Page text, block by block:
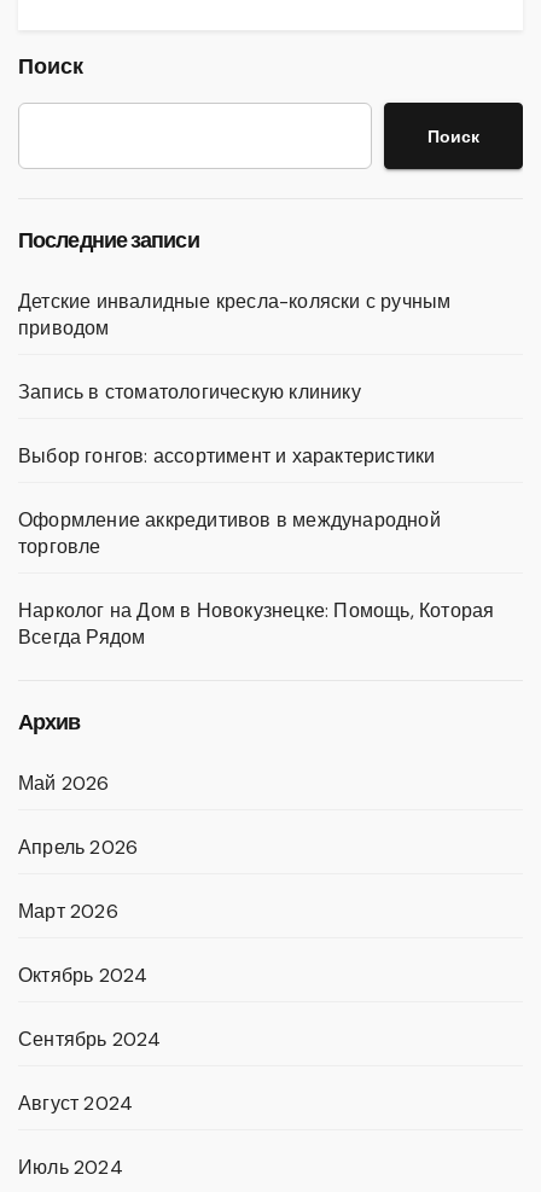
A
p
a
m
kl
a
в
и
Поиск
Поиск
Последние записи
Детские инвалидные кресла-коляски с ручным
приводом
Запись в стоматологическую клинику
Выбор гонгов: ассортимент и характеристики
Оформление аккредитивов в международной
торговле
Нарколог на Дом в Новокузнецке: Помощь, Которая
Всегда Рядом
Архив
Май 2026
Апрель 2026
Март 2026
Октябрь 2024
Сентябрь 2024
Август 2024
Июль 2024